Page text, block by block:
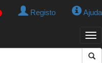
Registo Ajuda